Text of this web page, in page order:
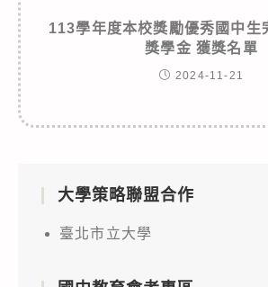
113學年度本校獎勵優秀國中生
獎學金 獲獎名單
2024-11-21
大學策略聯盟合作
臺北市立大學